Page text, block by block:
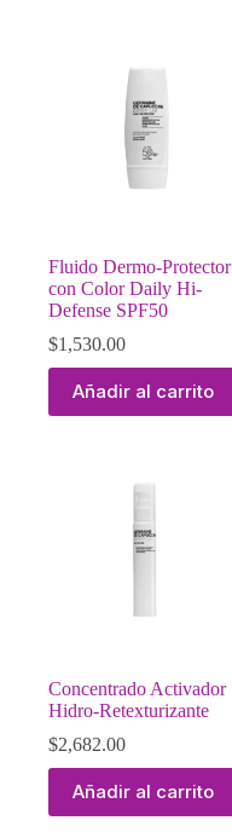
Fluido Dermo-Protector
con Color Daily Hi-
Defense SPF50
$1,530.00
Añadir al carrito
Concentrado Activador
Hidro-Retexturizante
$2,682.00
Añadir al carrito